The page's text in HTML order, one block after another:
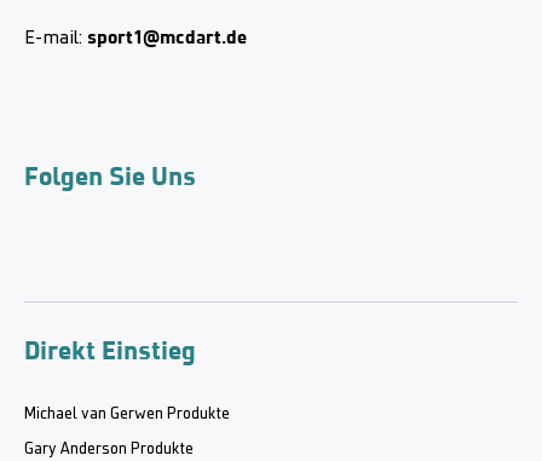
E-mail: sport1@mcdart.de
Folgen Sie Uns
Direkt Einstieg
Michael van Gerwen Produkte
Gary Anderson Produkte